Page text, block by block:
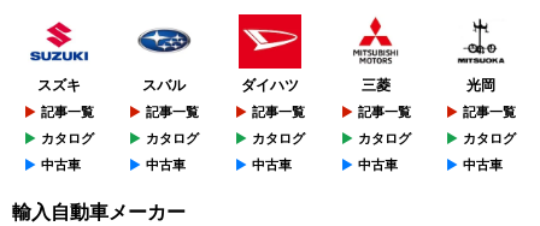
スズキ
記事一覧
カタログ
中古車
スバル
記事一覧
カタログ
中古車
ダイハツ
記事一覧
カタログ
中古車
三菱
記事一覧
カタログ
中古車
光岡
記事一覧
カタログ
中古車
輸入自動車メーカー